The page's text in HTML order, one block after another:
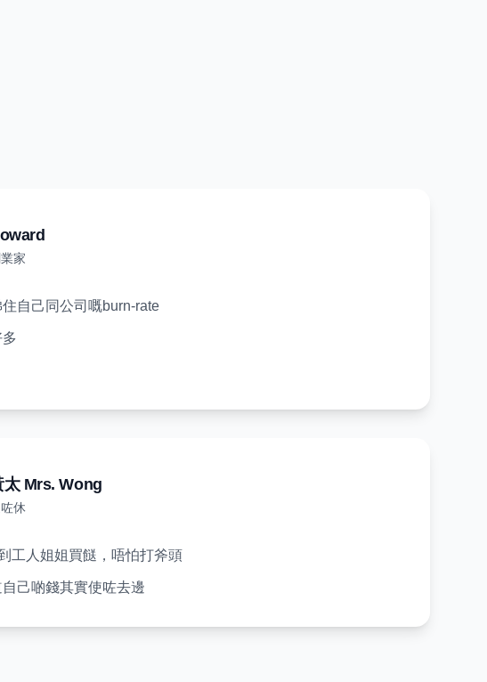
家
自己同公司嘅burn-rate
太 Mrs. Wong
休
工人姐姐買餸，唔怕打斧頭
己啲錢其實使咗去邊